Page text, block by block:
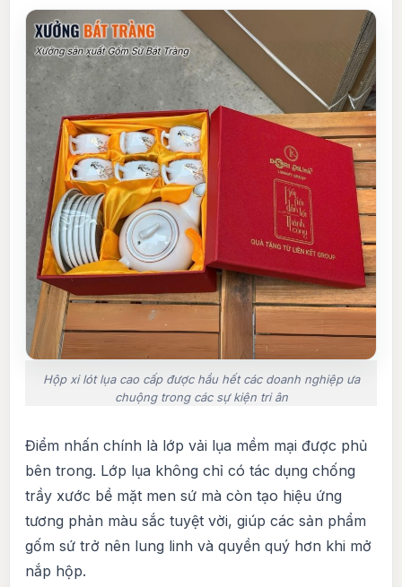
Hộp xi lót lụa cao cấp được hầu hết các doanh nghiệp ưa
chuộng trong các sự kiện tri ân
Điểm nhấn chính là lớp vải lụa mềm mại được phủ
bên trong. Lớp lụa không chỉ có tác dụng chống
trầy xước bề mặt men sứ mà còn tạo hiệu ứng
tương phản màu sắc tuyệt vời, giúp các sản phẩm
gốm sứ trở nên lung linh và quyền quý hơn khi mở
nắp hộp.